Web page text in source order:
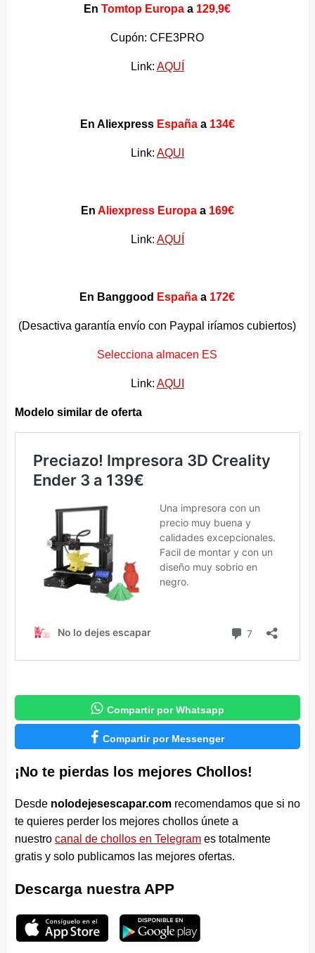
EnTomtop Europa a 129,9€
Cupón: CFE3PRO
Link: AQUÍ
En Aliexpress Españaa 134€
Link: AQUI
En Aliexpress Europaa 169€
Link: AQUÍ
En Banggood España a 172€
(Desactiva garantía envío con Paypal iríamos cubiertos)
Selecciona almacen ES
Link: AQUI
Modelo similar de oferta
 Compartir por Whatsapp
 Compartir por Messenger
¡No te pierdas los mejores Chollos!
Desde nolodejesescapar.comrecomendamos que si no
te quieres perder los mejores chollos únete a
nuestro canal de chollos en Telegrames totalmente
gratis y solo publicamos las mejores ofertas.
Descarga nuestra APP